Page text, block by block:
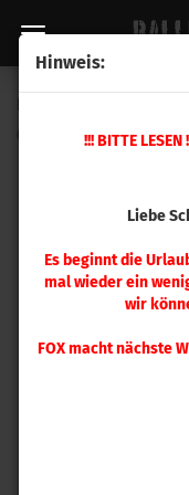
Hinweis:
!!! BITTE LESEN
Liebe
Es beginnt die
mal wieder ein
wir
FOX macht nächste
546291)